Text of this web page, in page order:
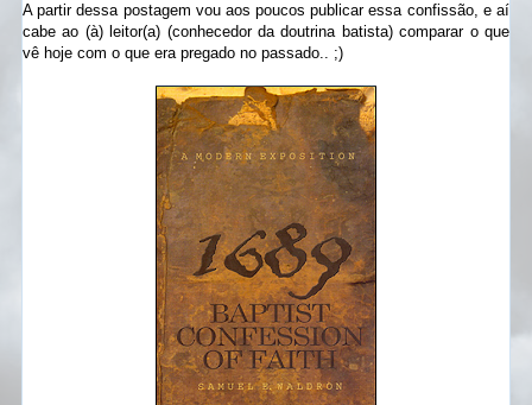
A partir dessa postagem vou aos poucos publicar essa confissão, e aí
cabe ao (à) leitor(a) (conhecedor da doutrina batista) comparar o que
vê hoje com o que era pregado no passado.. ;)